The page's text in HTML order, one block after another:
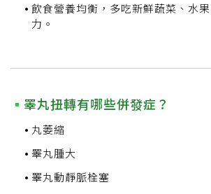
飲食營養均衡，多吃新鮮蔬菜、水
力。
睪丸扭轉有哪些併發症？
丸萎縮
睪丸腫大
睪丸動靜脈栓塞